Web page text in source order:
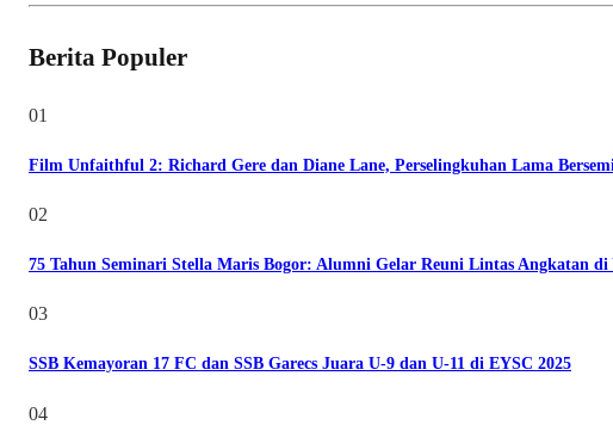
Berita Populer
01
Film Unfaithful 2: Richard Gere dan Diane Lane, Perselingkuhan Lama
02
75 Tahun Seminari Stella Maris Bogor: Alumni Gelar Reuni Lintas Angkatan di
03
SSB Kemayoran 17 FC dan SSB Garecs Juara U-9 dan U-11 di EYSC 2025
04